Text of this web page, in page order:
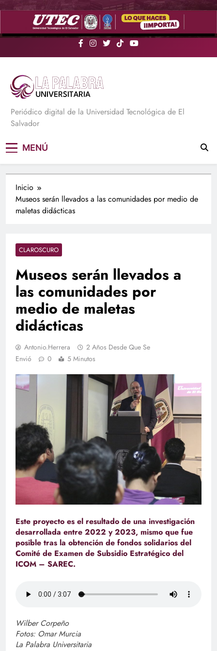
Saltar
La Palabra Universitaria
Periódico digital de la Universidad Tecnológica de El
Salvador
MENÚ
Inicio
Museos serán llevados a las comunidades por medio de
maletas didácticas
CLAROSCURO
Museos serán llevados a
las comunidades por
medio de maletas
didácticas
Antonio.herrera
2 Años Desde Que Se
Envió
0 5 Minutos
Este proyecto es el resultado de una investigación
desarrollada entre 2022 y 2023, mismo que fue
posible tras la obtención de fondos solidarios del
Comité de Examen de Subsidio Estratégico del
ICOM – SAREC.
Wilber Corpeño
Fotos: Omar Murcia
La Palabra Universitaria